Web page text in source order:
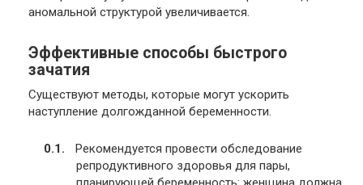
аномальной структурой увеличивается.
Эффективные способы быстрого
зачатия
Существуют методы, которые могут ускорить
наступление долгожданной беременности.
Рекомендуется провести обследование
репродуктивного здоровья для пары,